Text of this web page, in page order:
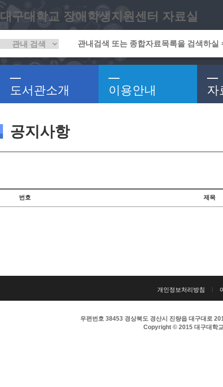
대구대학교 장애학생지원센터 자료실
도서관소개 이용안내 자
공지사항
번호 제목
개인정보처리방침
우편번호 38453 경상북도 경산시 진량읍 대구대로
Copyright © 2015 대구대학